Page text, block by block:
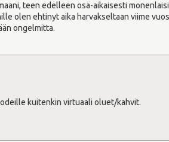
teen edelleen osa-aikaisesti
olen ehtinyt aika harvakseltaan viime
ongelmitta.
kuitenkin virtuaali oluet/kahvit.